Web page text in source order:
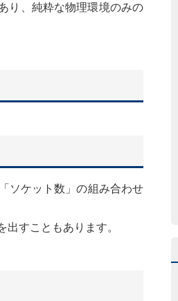
り、純粋な物理環境のみの
ソケット数」の組み合わせ
すこともあります。